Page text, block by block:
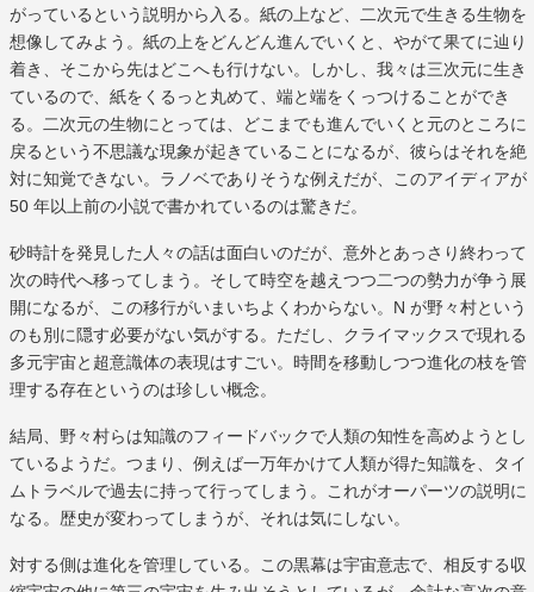
がっているという説明から入る。紙の上など、二次元で生きる生物を
想像してみよう。紙の上をどんどん進んでいくと、やがて果てに辿り
着き、そこから先はどこへも行けない。しかし、我々は三次元に生き
ているので、紙をくるっと丸めて、端と端をくっつけることができ
る。二次元の生物にとっては、どこまでも進んでいくと元のところに
戻るという不思議な現象が起きていることになるが、彼らはそれを絶
対に知覚できない。ラノベでありそうな例えだが、このアイディアが
50 年以上前の小説で書かれているのは驚きだ。
砂時計を発見した人々の話は面白いのだが、意外とあっさり終わって
次の時代へ移ってしまう。そして時空を越えつつ二つの勢力が争う展
開になるが、この移行がいまいちよくわからない。N が野々村という
のも別に隠す必要がない気がする。ただし、クライマックスで現れる
多元宇宙と超意識体の表現はすごい。時間を移動しつつ進化の枝を管
理する存在というのは珍しい概念。
結局、野々村らは知識のフィードバックで人類の知性を高めようとし
ているようだ。つまり、例えば一万年かけて人類が得た知識を、タイ
ムトラベルで過去に持って行ってしまう。これがオーパーツの説明に
なる。歴史が変わってしまうが、それは気にしない。
対する側は進化を管理している。この黒幕は宇宙意志で、相反する収